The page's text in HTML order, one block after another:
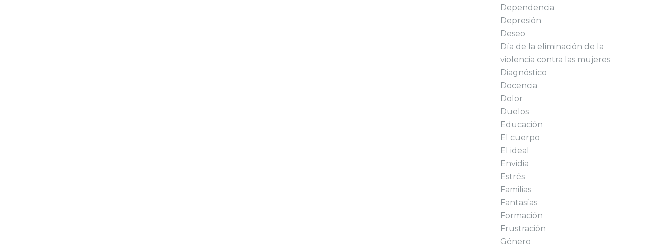
Dependencia
Depresión
Deseo
Día de la eliminación de la
violencia contra las mujeres
Diagnóstico
Docencia
Dolor
Duelos
Educación
El cuerpo
El ideal
Envidia
Estrés
Familias
Fantasías
Formación
Frustración
Género